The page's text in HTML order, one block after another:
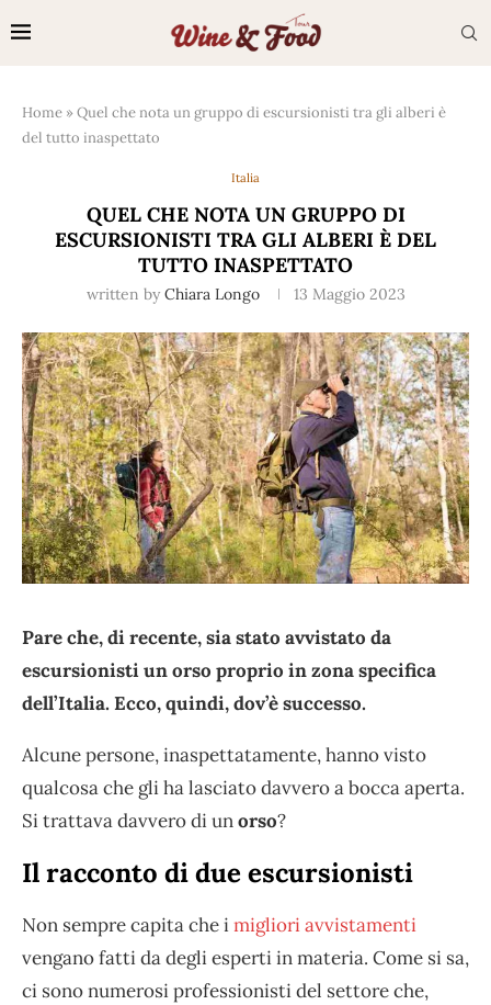
Home »Quel che nota un gruppo di escursionisti tra gli alberi è
del tutto inaspettato
Italia
QUEL CHE NOTA UN GRUPPO DI
ESCURSIONISTI TRA GLI ALBERI È DEL
TUTTO INASPETTATO
written by Chiara Longo 13 Maggio 2023
Pare che, di recente, sia stato avvistato da
escursionisti un orso proprio in zona specifica
dell’Italia. Ecco, quindi, dov’è successo.
Alcune persone, inaspettatamente, hanno visto
qualcosa che gli ha lasciato davvero a bocca aperta.
Si trattava davvero di unorso?
Il racconto di due escursionisti
Non sempre capita che imigliori avvistamenti
vengano fatti da degli esperti in materia. Come si sa,
ci sono numerosi professionisti del settore che,